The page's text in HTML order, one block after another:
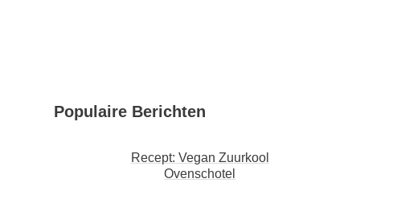
Populaire Berichten
Recept: Vegan Zuurkool
Ovenschotel